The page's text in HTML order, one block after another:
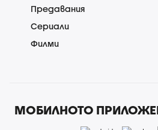
Предавания
Сериали
Филми
МОБИЛНОТО